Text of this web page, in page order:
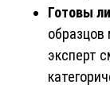
Готовы
образцов
эксперт